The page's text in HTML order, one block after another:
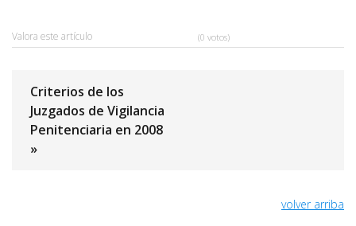
Valora este artículo (0 votos)
Criterios de los
Juzgados de Vigilancia
Penitenciaria en 2008
»
volver arriba